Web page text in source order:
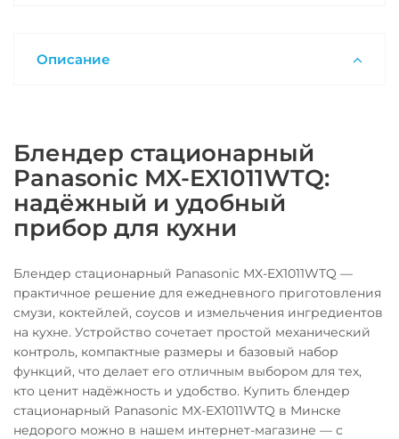
Описание
Блендер стационарный
Panasonic MX-EX1011WTQ:
надёжный и удобный
прибор для кухни
Блендер стационарный Panasonic MX-EX1011WTQ —
практичное решение для ежедневного приготовления
смузи, коктейлей, соусов и измельчения ингредиентов
на кухне. Устройство сочетает простой механический
контроль, компактные размеры и базовый набор
функций, что делает его отличным выбором для тех,
кто ценит надёжность и удобство. Купить блендер
стационарный Panasonic MX-EX1011WTQ в Минске
недорого можно в нашем интернет-магазине — с